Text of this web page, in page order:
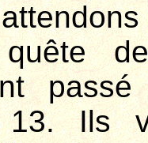
Ils